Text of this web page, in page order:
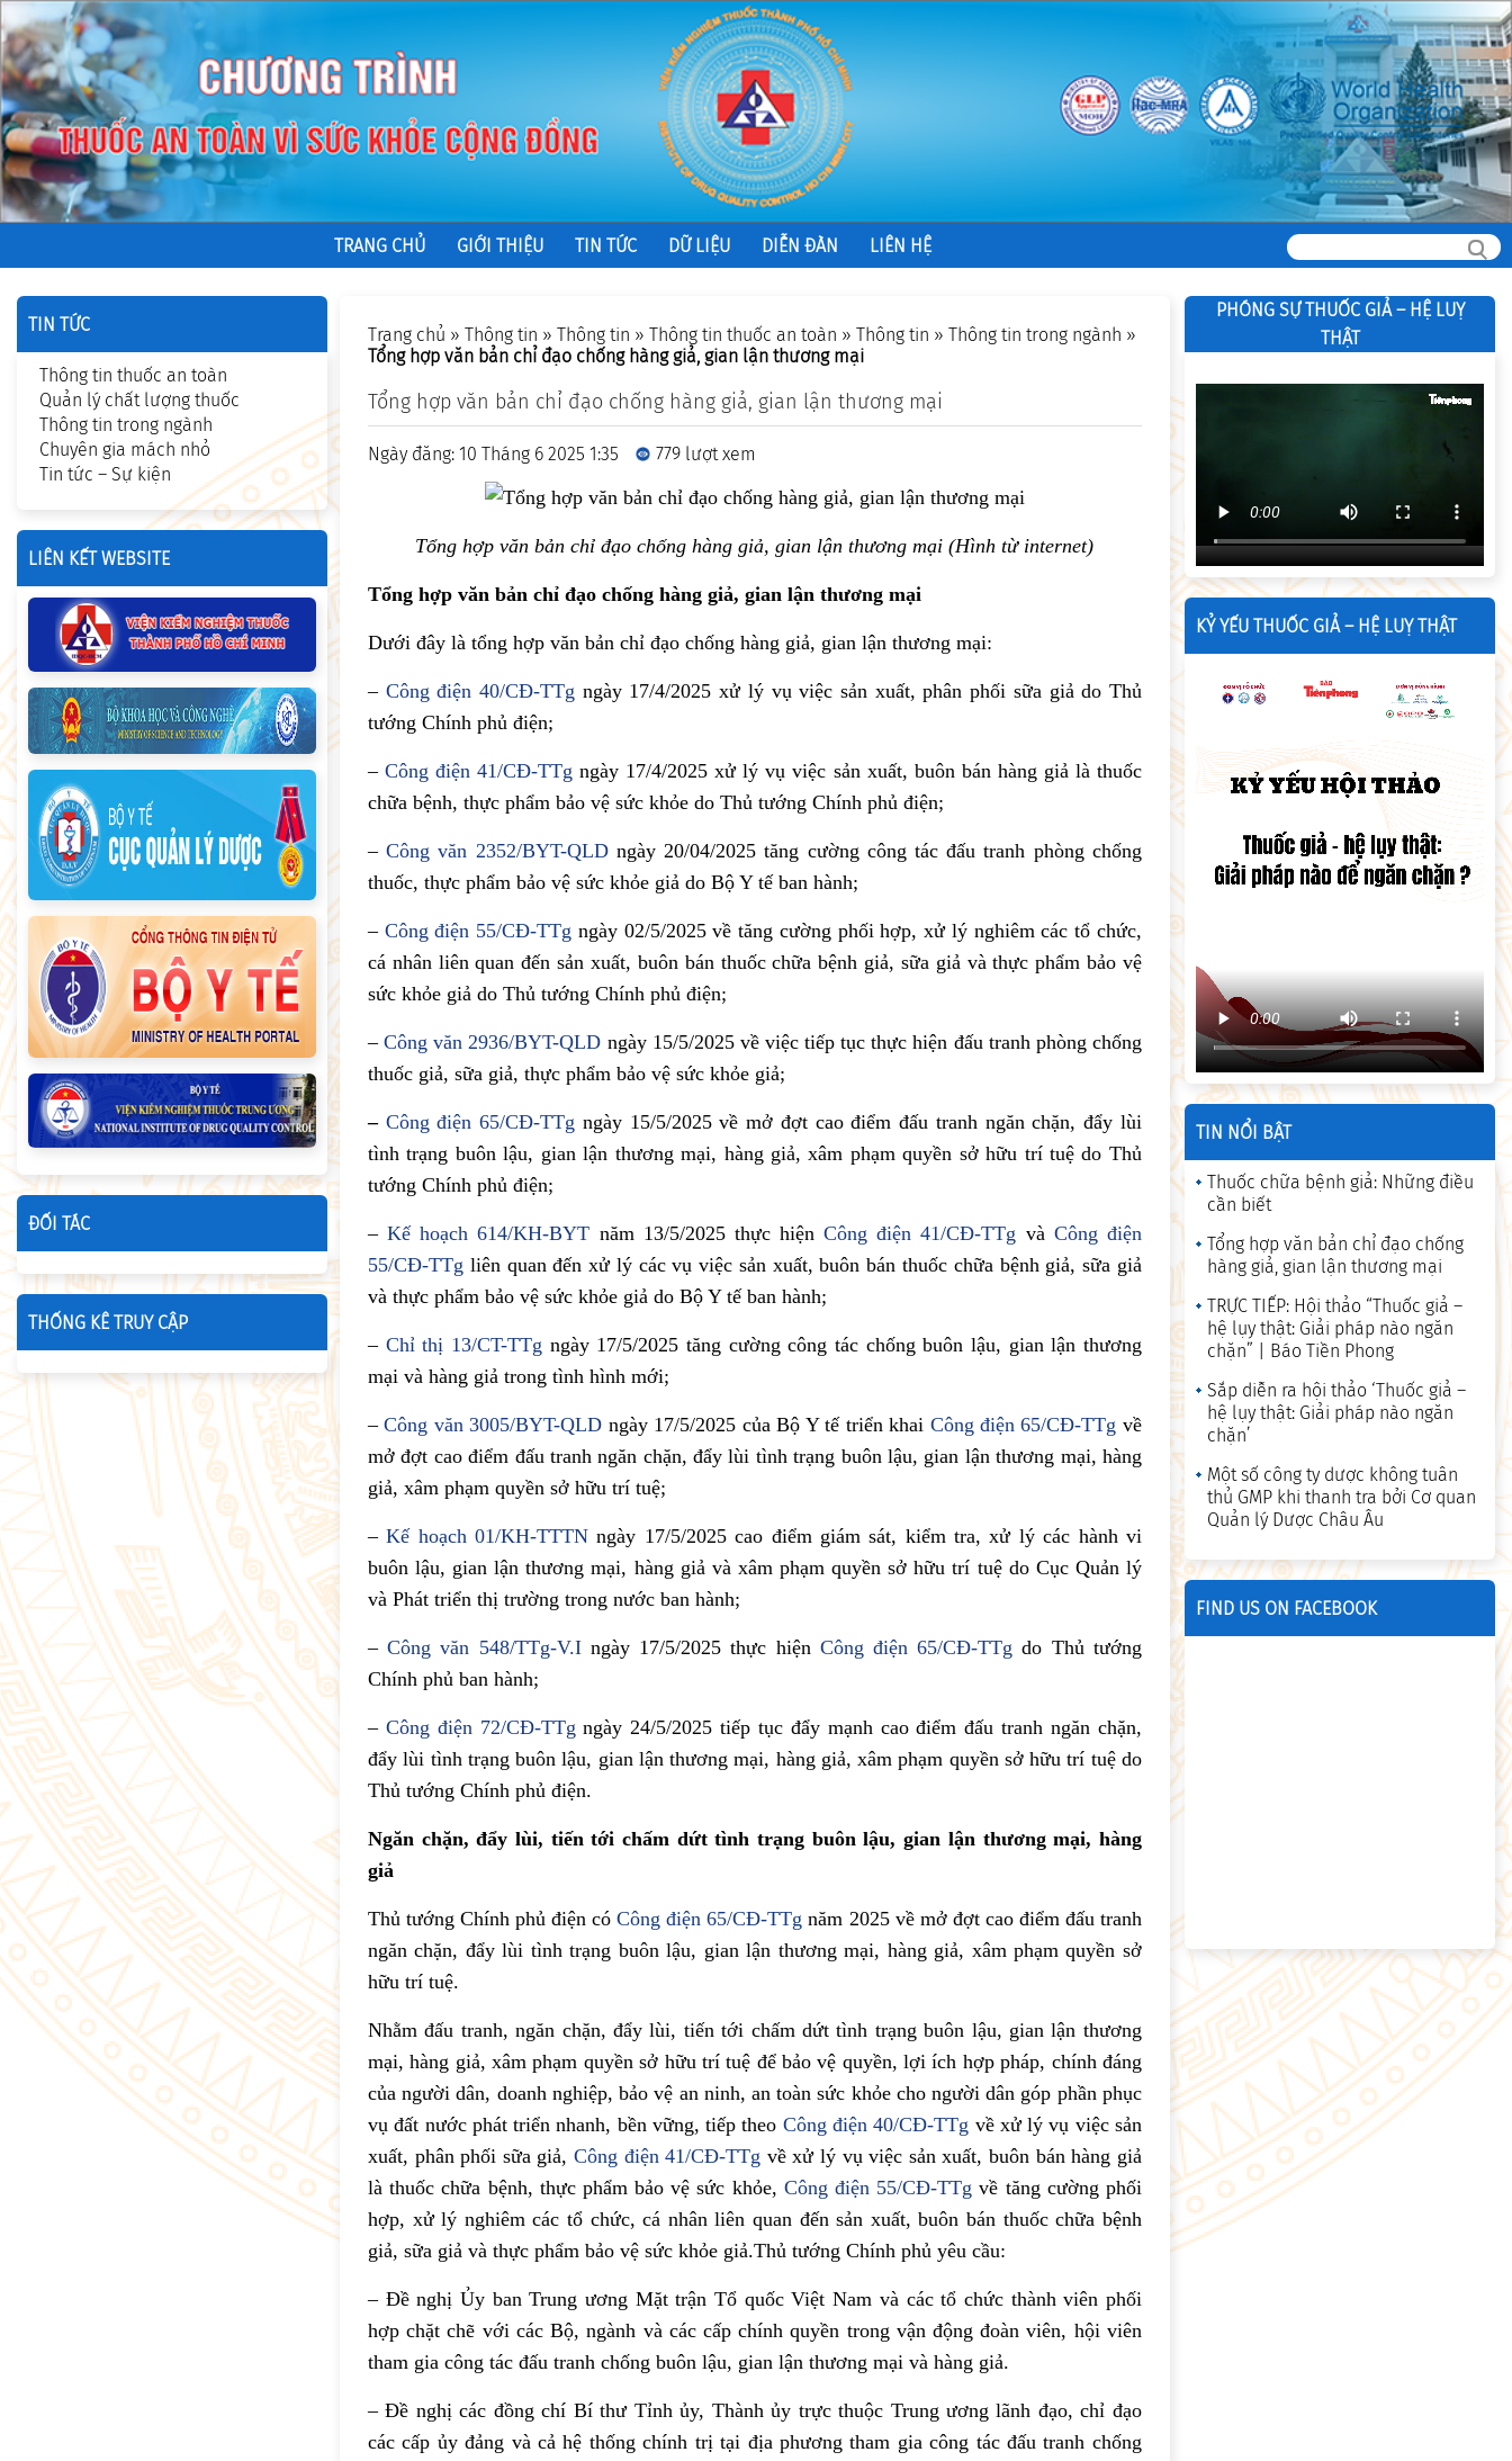
TRANG CHỦ GIỚI THIỆU TIN TỨC DỮ LIỆU DIỄN ĐÀN LIÊN HỆ
Trang chủ » Thông tin » Thông tin » Thông tin thuốc an toàn » Thông tin » Thông tin trong ngành »
Tổng hợp văn bản chỉ đạo chống hàng giả, gian lận thương mại
Tổng hợp văn bản chỉ đạo chống hàng giả, gian lận thương mại
Ngày đăng: 10 Tháng 6 2025 1:35 779 lượt xem
Tổng hợp văn bản chỉ đạo chống hàng giả, gian lận thương mại (Hình từ internet)
Tổng hợp văn bản chỉ đạo chống hàng giả, gian lận thương mại
Dưới đây là tổng hợp văn bản chỉ đạo chống hàng giả, gian lận thương mại:
– Công điện 40/CĐ-TTg ngày 17/4/2025 xử lý vụ việc sản xuất, phân phối sữa giả do Thủ
tướng Chính phủ điện;
–Công điện 41/CĐ-TTg ngày 17/4/2025 xử lý vụ việc sản xuất, buôn bán hàng giả là thuốc
chữa bệnh, thực phẩm bảo vệ sức khỏe do Thủ tướng Chính phủ điện;
–Công văn 2352/BYT-QLDngày 20/04/2025 tăng cường công tác đấu tranh phòng chống
thuốc, thực phẩm bảo vệ sức khỏe giả do Bộ Y tế ban hành;
– Công điện 55/CĐ-TTg ngày 02/5/2025 về tăng cường phối hợp, xử lý nghiêm các tổ chức,
cá nhân liên quan đến sản xuất, buôn bán thuốc chữa bệnh giả, sữa giả và thực phẩm bảo vệ
sức khỏe giả do Thủ tướng Chính phủ điện;
–Công văn 2936/BYT-QLD ngày 15/5/2025 về việc tiếp tục thực hiện đấu tranh phòng chống
thuốc giả, sữa giả, thực phẩm bảo vệ sức khỏe giả;
– Công điện 65/CĐ-TTg ngày 15/5/2025 về mở đợt cao điểm đấu tranh ngăn chặn, đẩy lùi
tình trạng buôn lậu, gian lận thương mại, hàng giả, xâm phạm quyền sở hữu trí tuệ do Thủ
tướng Chính phủ điện;
–Kế hoạch 614/KH-BYT năm 13/5/2025 thực hiệnCông điện 41/CĐ-TTg và Công điện
55/CĐ-TTg liên quan đến xử lý các vụ việc sản xuất, buôn bán thuốc chữa bệnh giả, sữa giả
và thực phẩm bảo vệ sức khỏe giả do Bộ Y tế ban hành;
– Chỉ thị 13/CT-TTg ngày 17/5/2025 tăng cường công tác chống buôn lậu, gian lận thương
mại và hàng giả trong tình hình mới;
–Công văn 3005/BYT-QLD ngày 17/5/2025 của Bộ Y tế triển khai Công điện 65/CĐ-TTg về
mở đợt cao điểm đấu tranh ngăn chặn, đẩy lùi tình trạng buôn lậu, gian lận thương mại, hàng
giả, xâm phạm quyền sở hữu trí tuệ;
–Kế hoạch 01/KH-TTTN ngày 17/5/2025 cao điểm giám sát, kiểm tra, xử lý các hành vi
buôn lậu, gian lận thương mại, hàng giả và xâm phạm quyền sở hữu trí tuệ do Cục Quản lý
và Phát triển thị trường trong nước ban hành;
–Công văn 548/TTg-V.Ingày 17/5/2025 thực hiện Công điện 65/CĐ-TTg do Thủ tướng
Chính phủ ban hành;
– Công điện 72/CĐ-TTg ngày 24/5/2025 tiếp tục đẩy mạnh cao điểm đấu tranh ngăn chặn,
đẩy lùi tình trạng buôn lậu, gian lận thương mại, hàng giả, xâm phạm quyền sở hữu trí tuệ do
Thủ tướng Chính phủ điện.
Ngăn chặn, đẩy lùi, tiến tới chấm dứt tình trạng buôn lậu, gian lận thương mại, hàng
giả
Thủ tướng Chính phủ điện cóCông điện 65/CĐ-TTg năm 2025 về mở đợt cao điểm đấu tranh
ngăn chặn, đẩy lùi tình trạng buôn lậu, gian lận thương mại, hàng giả, xâm phạm quyền sở
hữu trí tuệ.
Nhằm đấu tranh, ngăn chặn, đẩy lùi, tiến tới chấm dứt tình trạng buôn lậu, gian lận thương
mại, hàng giả, xâm phạm quyền sở hữu trí tuệ để bảo vệ quyền, lợi ích hợp pháp, chính đáng
của người dân, doanh nghiệp, bảo vệ an ninh, an toàn sức khỏe cho người dân góp phần phục
vụ đất nước phát triển nhanh, bền vững, tiếp theo Công điện 40/CĐ-TTg về xử lý vụ việc sản
xuất, phân phối sữa giả,Công điện 41/CĐ-TTg về xử lý vụ việc sản xuất, buôn bán hàng giả
là thuốc chữa bệnh, thực phẩm bảo vệ sức khỏe, Công điện 55/CĐ-TTg về tăng cường phối
hợp, xử lý nghiêm các tổ chức, cá nhân liên quan đến sản xuất, buôn bán thuốc chữa bệnh
giả, sữa giả và thực phẩm bảo vệ sức khỏe giả.Thủ tướng Chính phủ yêu cầu:
– Đề nghị Ủy ban Trung ương Mặt trận Tổ quốc Việt Nam và các tổ chức thành viên phối
hợp chặt chẽ với các Bộ, ngành và các cấp chính quyền trong vận động đoàn viên, hội viên
tham gia công tác đấu tranh chống buôn lậu, gian lận thương mại và hàng giả.
– Đề nghị các đồng chí Bí thư Tỉnh ủy, Thành ủy trực thuộc Trung ương lãnh đạo, chỉ đạo
các cấp ủy đảng và cả hệ thống chính trị tại địa phương tham gia công tác đấu tranh chống
TIN TỨC
Thông tin thuốc an toàn
Quản lý chất lượng thuốc
Thông tin trong ngành
Chuyên gia mách nhỏ
Tin tức – Sự kiện
LIÊN KẾT WEBSITE
ĐỐI TÁC
THỐNG KÊ TRUY CẬP
PHÓNG SỰ THUỐC GIẢ – HỆ LUỴ
THẬT
KỶ YẾU THUỐC GIẢ – HỆ LUỴ THẬT
TIN NỔI BẬT
Thuốc chữa bệnh giả: Những điều
cần biết
Tổng hợp văn bản chỉ đạo chống
hàng giả, gian lận thương mại
TRỰC TIẾP: Hội thảo “Thuốc giả –
hệ lụy thật: Giải pháp nào ngăn
chặn” | Báo Tiền Phong
Sắp diễn ra hội thảo ‘Thuốc giả –
hệ lụy thật: Giải pháp nào ngăn
chặn’
Một số công ty dược không tuân
thủ GMP khi thanh tra bởi Cơ quan
Quản lý Dược Châu Âu
FIND US ON FACEBOOK